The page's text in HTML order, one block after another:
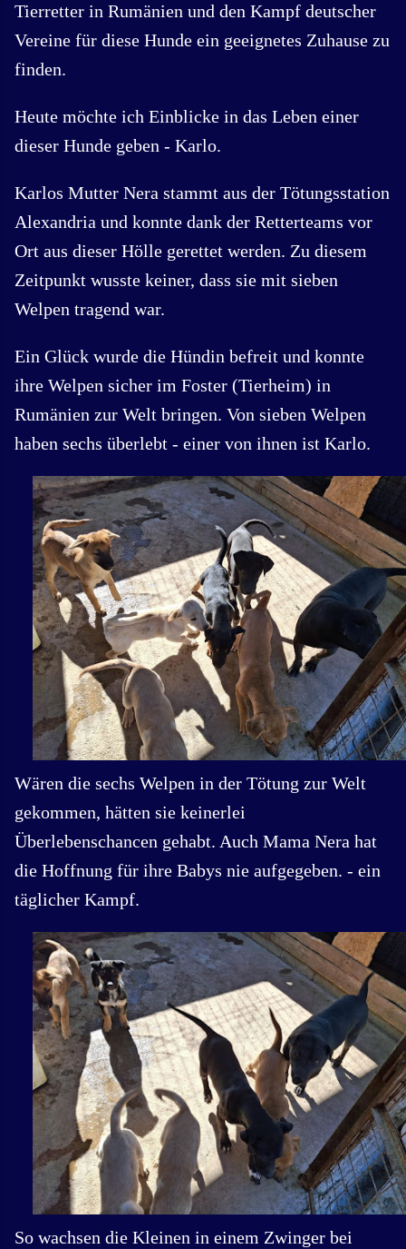
Tierretter in Rumänien und den Kampf deutscher
Vereine für diese Hunde ein geeignetes Zuhause zu
finden.
Heute möchte ich Einblicke in das Leben einer
dieser Hunde geben - Karlo.
Karlos Mutter Nera stammt aus der Tötungsstation
Alexandria und konnte dank der Retterteams vor
Ort aus dieser Hölle gerettet werden. Zu diesem
Zeitpunkt wusste keiner, dass sie mit sieben
Welpen tragend war.
Ein Glück wurde die Hündin befreit und konnte
ihre Welpen sicher im Foster (Tierheim) in
Rumänien zur Welt bringen. Von sieben Welpen
haben sechs überlebt - einer von ihnen ist Karlo.
Wären die sechs Welpen in der Tötung zur Welt
gekommen, hätten sie keinerlei
Überlebenschancen gehabt. Auch Mama Nera hat
die Hoffnung für ihre Babys nie aufgegeben. - ein
täglicher Kampf.
So wachsen die Kleinen in einem Zwinger bei